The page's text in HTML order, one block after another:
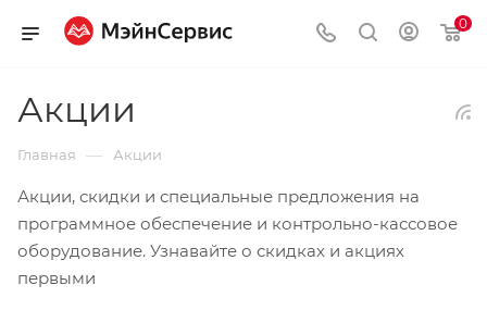
0
Акции
Главная — Акции
Акции, скидки и специальные предложения на
программное обеспечение и контрольно-кассовое
оборудование. Узнавайте о скидках и акциях
первыми